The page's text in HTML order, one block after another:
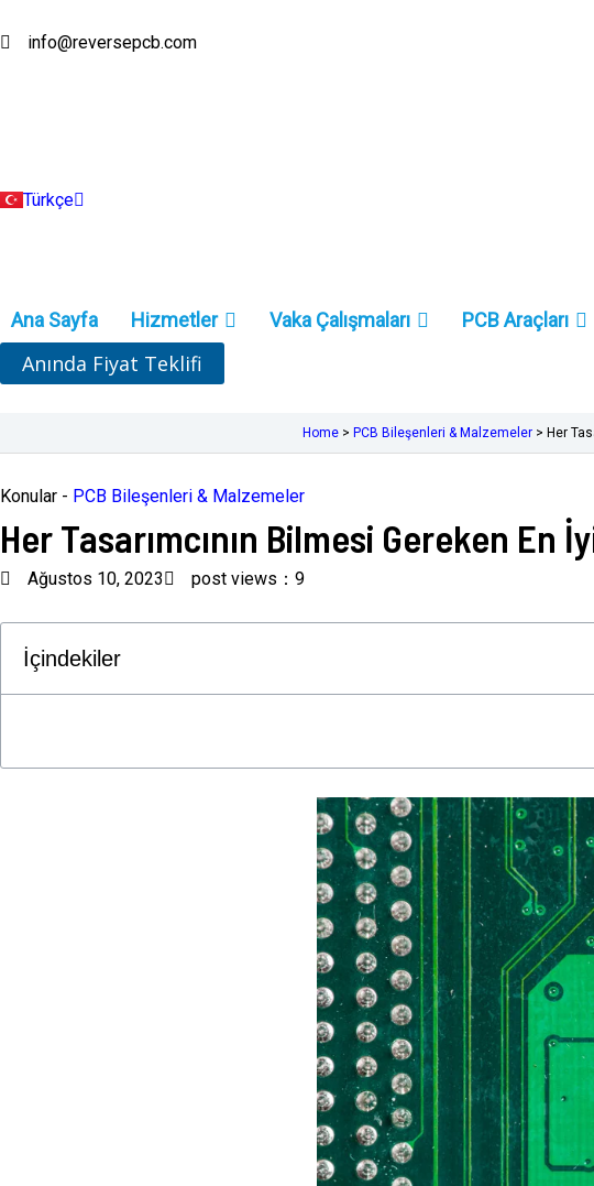
atla
info@reversepcb.com
Türkçe
English
Indonesia
Ana Sayfa Hizmetler Vaka Çalışmaları PCB Araçları
Anında Fiyat Teklifi
Home > PCB Bileşenleri & Malzemeler > Her
Konular - PCB Bileşenleri & Malzemeler
Her Tasarımcının Bilmesi Gereken En
Ağustos 10, 2023 post views：9
İçindekiler